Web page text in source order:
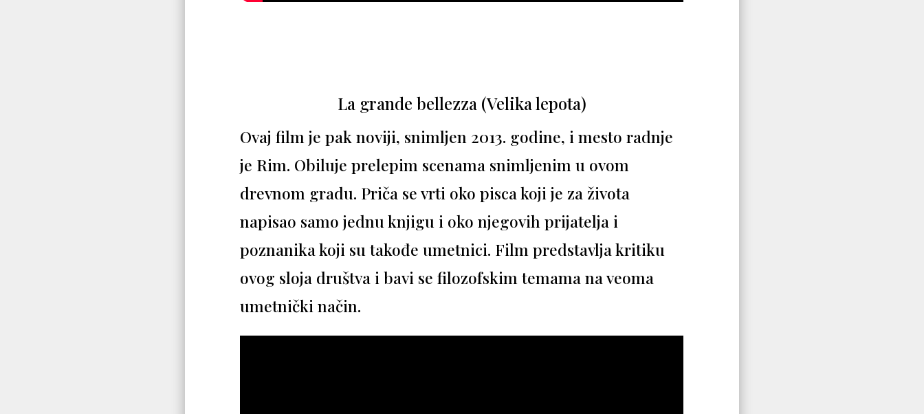
La grande bellezza (Velika lepota)
Ovaj film je pak noviji, snimljen 2013. godine, i mesto radnje
je Rim. Obiluje prelepim scenama snimljenim u ovom
drevnom gradu. Priča se vrti oko pisca koji je za života
napisao samo jednu knjigu i oko njegovih prijatelja i
poznanika koji su takođe umetnici. Film predstavlja kritiku
ovog sloja društva i bavi se filozofskim temama na veoma
umetnički način.